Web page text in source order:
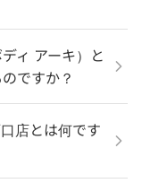
ィ アーキ）と
ですか？
店とは何です